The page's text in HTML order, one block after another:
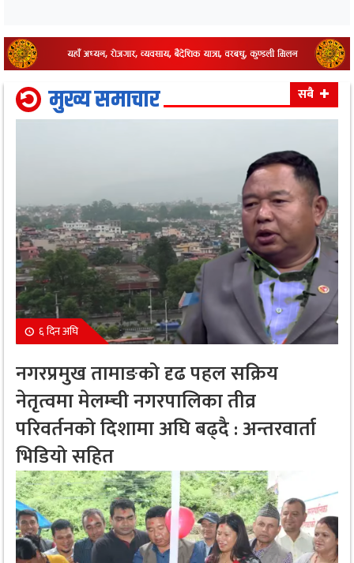
मुख्य समाचार सबै
६ दिन अघि
नगरप्रमुख तामाङको दृढ पहल सक्रिय
नेतृत्वमा मेलम्ची नगरपालिका तीव्र
परिवर्तनको दिशामा अघि बढ्दै : अन्तरवार्ता
भिडियो सहित